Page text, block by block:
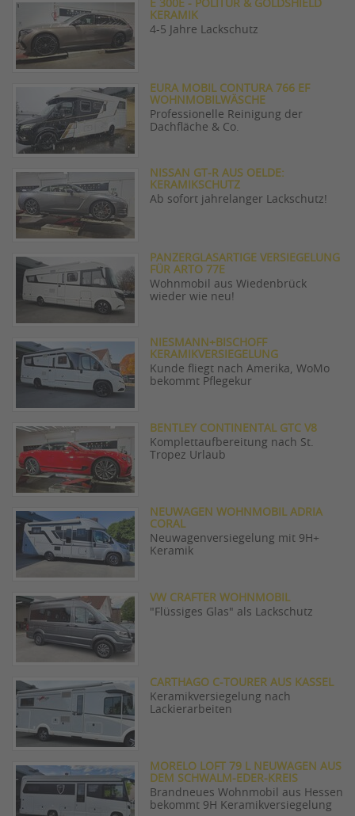
E 300E - POLITUR & GOLDSHIELD
KERAMIK
4-5 Jahre Lackschutz
EURA MOBIL CONTURA 766 EF
WOHNMOBILWÄSCHE
Professionelle Reinigung der
Dachfläche & Co.
NISSAN GT-R AUS OELDE:
KERAMIKSCHUTZ
Ab sofort jahrelanger Lackschutz!
PANZERGLASARTIGE VERSIEGELUNG
FÜR ARTO 77E
Wohnmobil aus Wiedenbrück
wieder wie neu!
NIESMANN+BISCHOFF
KERAMIKVERSIEGELUNG
Kunde fliegt nach Amerika, WoMo
bekommt Pflegekur
BENTLEY CONTINENTAL GTC V8
Komplettaufbereitung nach St.
Tropez Urlaub
NEUWAGEN WOHNMOBIL ADRIA
CORAL
Neuwagenversiegelung mit 9H+
Keramik
VW CRAFTER WOHNMOBIL
"Flüssiges Glas" als Lackschutz
CARTHAGO C-TOURER AUS KASSEL
Keramikversiegelung nach
Lackierarbeiten
MORELO LOFT 79 L NEUWAGEN AUS
DEM SCHWALM-EDER-KREIS
Brandneues Wohnmobil aus Hessen
bekommt 9H Keramikversiegelung